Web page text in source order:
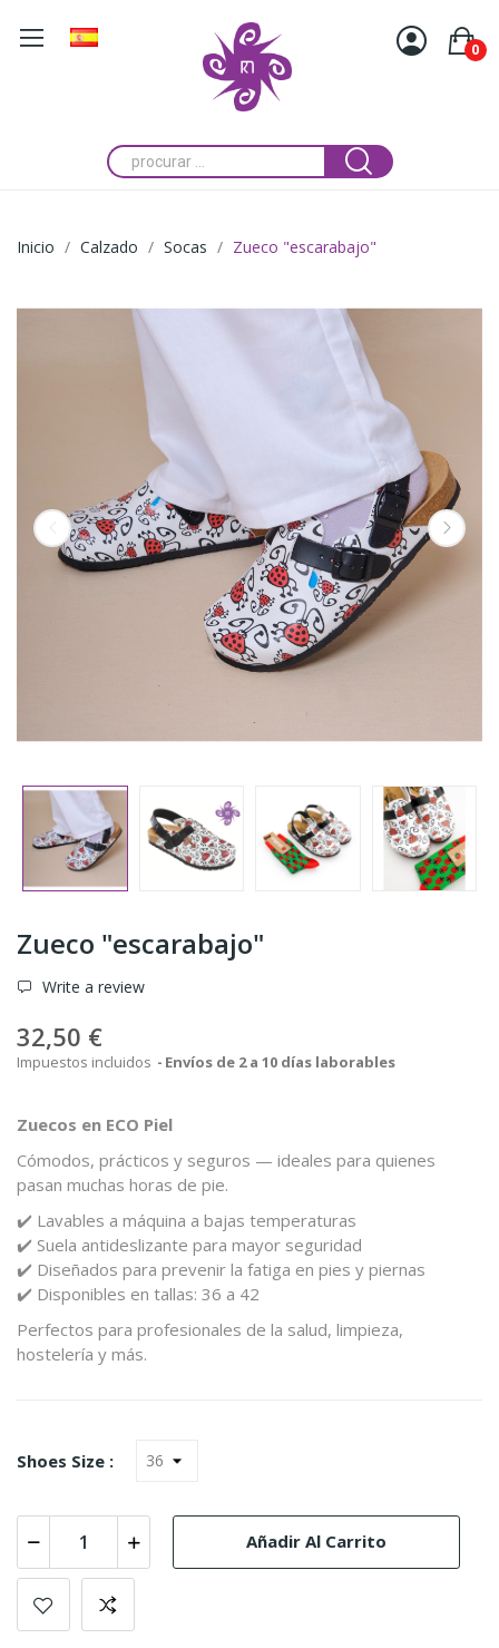
0
Inicio Calzado Socas Zueco "escarabajo"
Zueco "escarabajo"
Write a review
32,50 €
Impuestos incluidos Envíos de 2 a 10 días laborables
Zuecos en ECO Piel
Cómodos, prácticos y seguros — ideales para quienes
pasan muchas horas de pie.
✔️ Lavables a máquina a bajas temperaturas
✔️ Suela antideslizante para mayor seguridad
✔️ Diseñados para prevenir la fatiga en pies y piernas
✔️ Disponibles en tallas: 36 a 42
Perfectos para profesionales de la salud, limpieza,
hostelería y más.
Shoes Size :
Añadir Al Carrito